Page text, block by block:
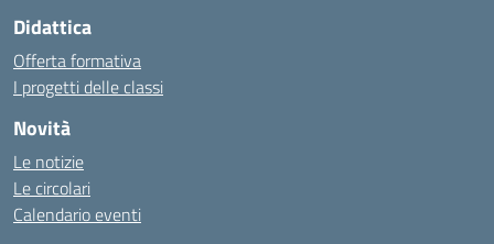
Didattica
Offerta formativa
I progetti delle classi
Novità
Le notizie
Le circolari
Calendario eventi